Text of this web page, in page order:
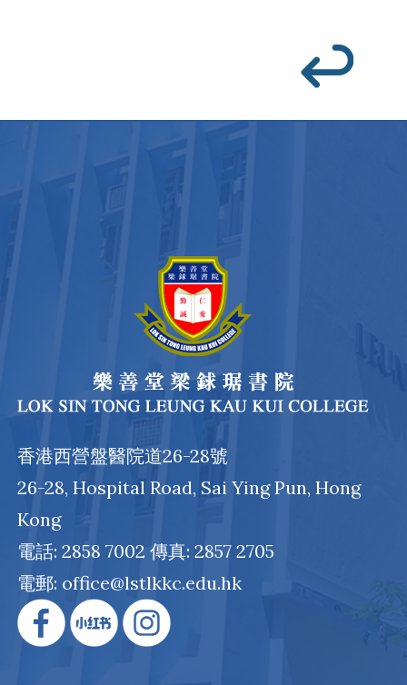
香港西營盤醫院道26-28號
26-28, Hospital Road, Sai Ying Pun, Hong
Kong
電話: 2858 7002 傳真: 2857 2705
電郵: office@lstlkkc.edu.hk